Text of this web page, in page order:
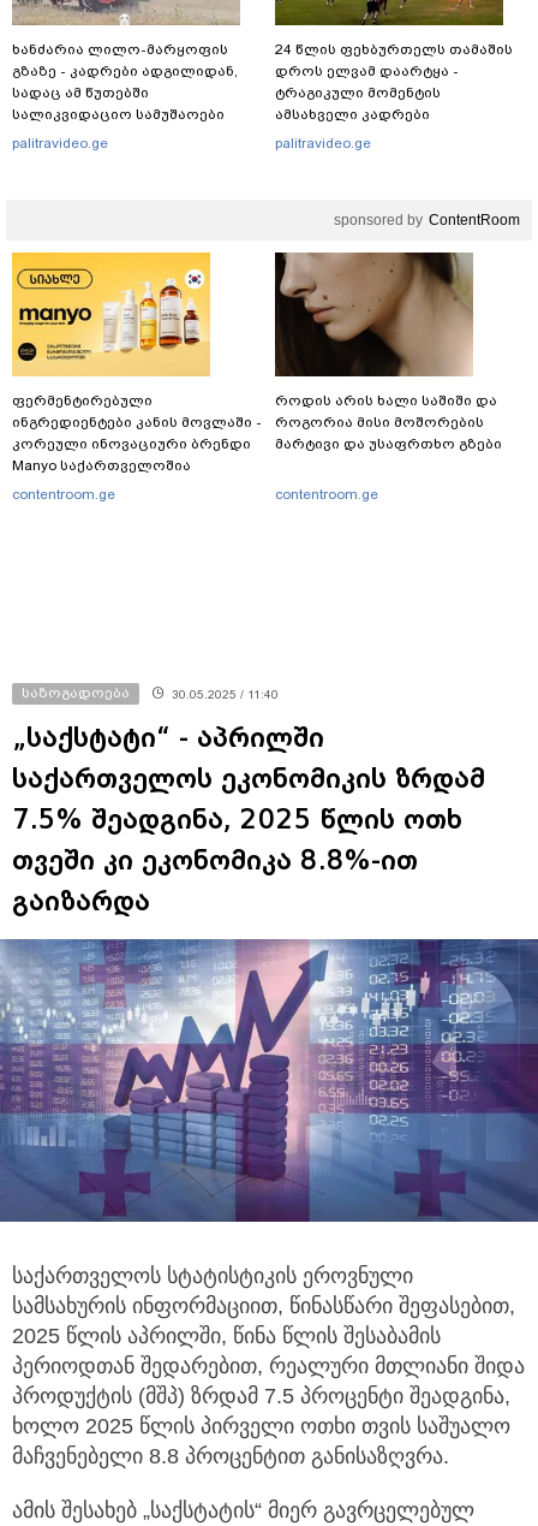
ხანძარია ლილო-მარყოფის
გზაზე - კადრები ადგილიდან,
სადაც ამ წუთებში
სალიკვიდაციო სამუშაოები
მიმდინარეობს
palitravideo.ge
24 წლის ფეხბურთელს თამაშის
დროს ელვამ დაარტყა -
ტრაგიკული მომენტის
ამსახველი კადრები
ტაილანდიდან მედიაში
palitravideo.ge
sponsored by ContentRoom
ფერმენტირებული
ინგრედიენტები კანის მოვლაში -
კორეული ინოვაციური ბრენდი
Manyo საქართველოშია
contentroom.ge
როდის არის ხალი საშიში და
როგორია მისი მოშორების
მარტივი და უსაფრთხო გზები
contentroom.ge
საზოგადოება 30.05.2025 / 11:40
„საქსტატი“ - აპრილში
საქართველოს ეკონომიკის ზრდამ
7.5% შეადგინა, 2025 წლის ოთხ
თვეში კი ეკონომიკა 8.8%-ით
გაიზარდა
საქართველოს სტატისტიკის ეროვნული
სამსახურის ინფორმაციით, წინასწარი შეფასებით,
2025 წლის აპრილში, წინა წლის შესაბამის
პერიოდთან შედარებით, რეალური მთლიანი შიდა
პროდუქტის (მშპ) ზრდამ 7.5 პროცენტი შეადგინა,
ხოლო 2025 წლის პირველი ოთხი თვის საშუალო
მაჩვენებელი 8.8 პროცენტით განისაზღვრა.
ამის შესახებ „საქსტატის“ მიერ გავრცელებულ